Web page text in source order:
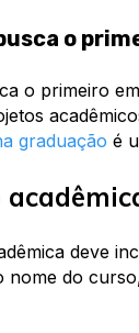
o
o primeiro
graduação é
deve
nome do